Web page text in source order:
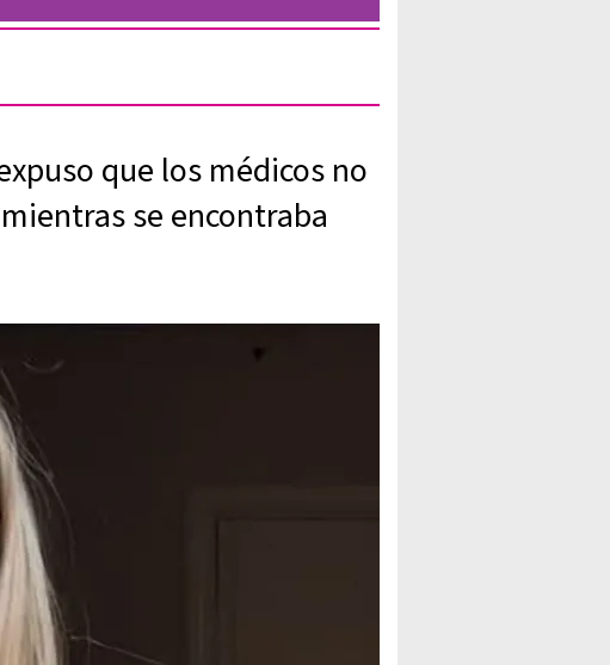
que los médicos no
se encontraba